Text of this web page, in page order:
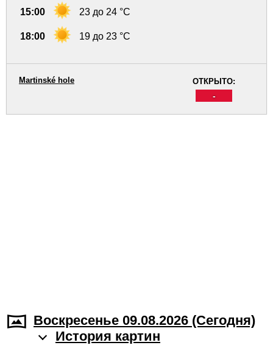
15:00 23 до 24 °C
18:00 19 до 23 °C
ОТКРЫТО:
-
Martinské hole
Воскресенье 09.08.2026 (Cегодня)
История картин